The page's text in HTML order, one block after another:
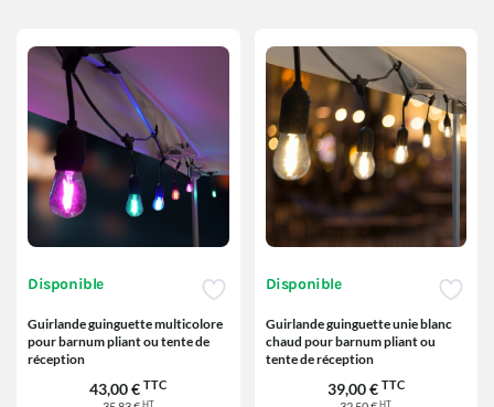
Disponible
Guirlande guinguette multicolore
pour barnum pliant ou tente de
réception
43,00 € TTC
HT
Disponible
Guirlande guinguette unie blanc
chaud pour barnum pliant ou
tente de réception
39,00 € TTC
HT